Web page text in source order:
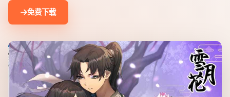
免费下载